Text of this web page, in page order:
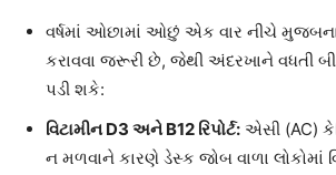
વર્ષમાં ઓછામાં ઓછું એક વાર નીચે
કરાવવા જરૂરી છે, જેથી અંદરખાને વધતી
પડી શકે:
વિટામીન D3 અને B12 રિપોર્ટ: એસી (AC)
ન મળવાને કારણે ડેસ્ક જોબ વાળા લોકોમાં